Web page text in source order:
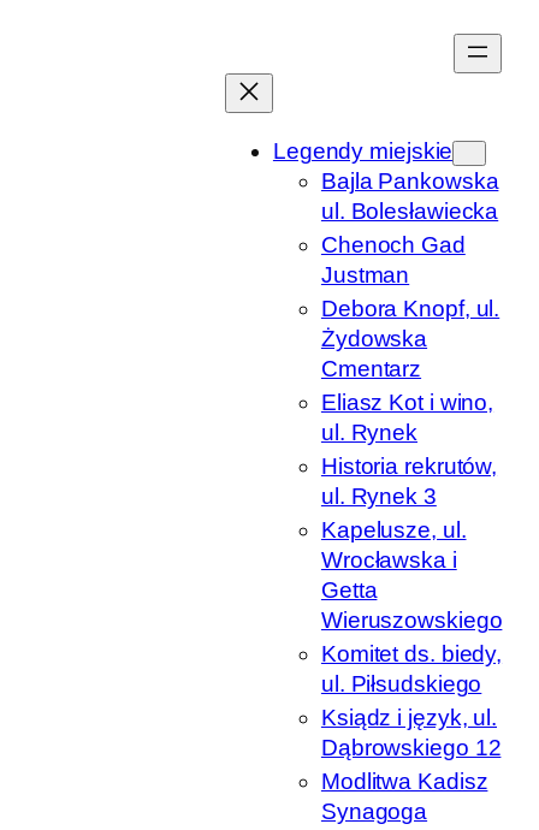
Legendy miejskie
Bajla Pankowska
ul. Bolesławiecka
Chenoch Gad
Justman
Debora Knopf, ul.
Żydowska
Cmentarz
Eliasz Kot i wino,
ul. Rynek
Historia rekrutów,
ul. Rynek 3
Kapelusze, ul.
Wrocławska i
Getta
Wieruszowskiego
Komitet ds. biedy,
ul. Piłsudskiego
Ksiądz i język, ul.
Dąbrowskiego 12
Modlitwa Kadisz
Synagoga